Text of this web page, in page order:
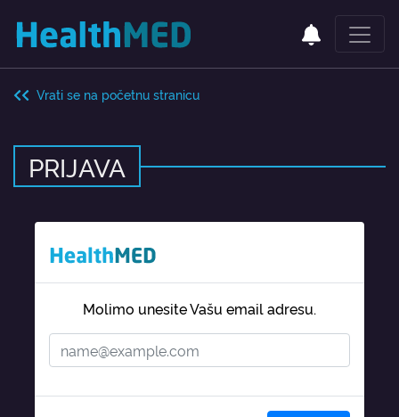
Vrati se na početnu stranicu
PRIJAVA
Molimo unesite Vašu email adresu.